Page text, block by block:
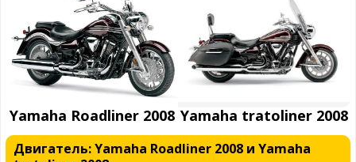
Yamaha Roadliner 2008 Yamaha tratoliner 2008
Двигатель: Yamaha Roadliner 2008 и Yamaha